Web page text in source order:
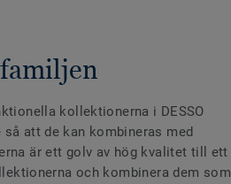
familjen
kollektionerna i DESSO
att de kan kombineras med
är ett golv av hög kvalitet till ett
och kombinera dem som